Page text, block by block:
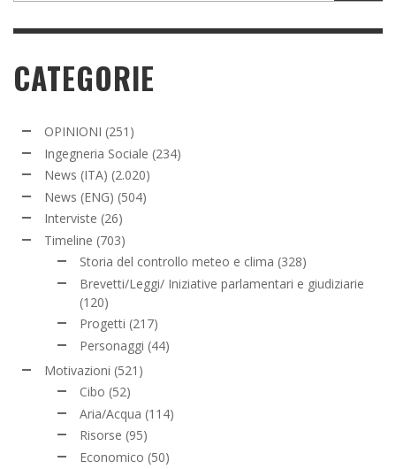
CATEGORIE
OPINIONI (251)
Ingegneria Sociale (234)
News (ITA) (2.020)
News (ENG) (504)
Interviste (26)
Timeline (703)
Storia del controllo meteo e clima (328)
Brevetti/Leggi/ Iniziative parlamentari e giudiziarie
(120)
Progetti (217)
Personaggi (44)
Motivazioni (521)
Cibo (52)
Aria/Acqua (114)
Risorse (95)
Economico (50)